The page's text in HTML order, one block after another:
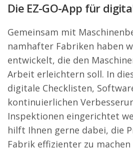
Die EZ-GO-App für
Gemeinsam mit
namhafter Fabriken haben
entwickelt, die den
Arbeit erleichtern soll. In
digitale Checklisten,
kontinuierlichen
Inspektionen eingerichtet
hilft Ihnen gerne dabei, die
Fabrik effizienter zu